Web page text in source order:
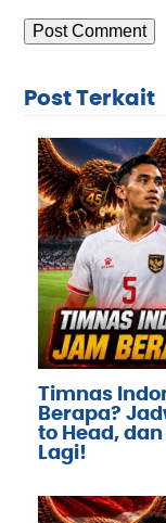
Post Terkait
Timnas
Berapa?
to Head,
Lagi!